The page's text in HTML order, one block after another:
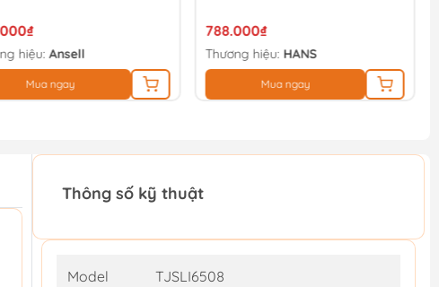
hiệu:Ansell
Mua ngay
788.000₫
Thương hiệu: HANS
Mua ngay
Thông số kỹ thuật
Model TJSLI6508